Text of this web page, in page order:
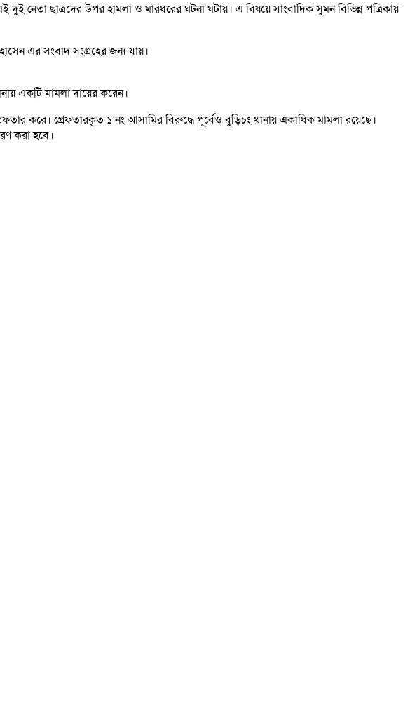
নেতা ছাত্রদের উপর হামলা ও মারধরের ঘটনা ঘটায়। এ বিষয়ে সাংবাদিক সুমন বিভিন্ন পত্রিকায়
এর সংবাদ সংগ্রহের জন্য যায়।
একটি মামলা দায়ের করেন।
করে। গ্রেফতারকৃত ১ নং আসামির বিরুদ্ধে পূর্বেও বুড়িচং থানায় একাধিক মামলা রয়েছে।
করা হবে।